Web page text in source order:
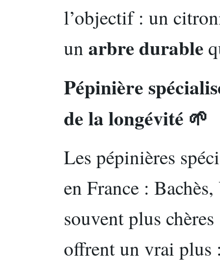
l’objectif : un
un arbre durable
Pépinière
de la longévité 🌱
Les pépinières
en France :
souvent plus
offrent un vrai plus